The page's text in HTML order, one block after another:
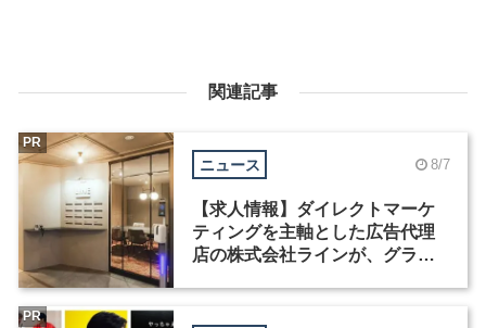
関連記事
ニュース 8/7
【求人情報】ダイレクトマーケ
ティングを主軸とした広告代理
店の株式会社ラインが、グラフ
PR
PR